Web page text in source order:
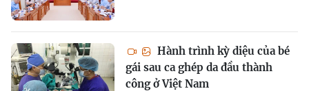
Hành trình kỳ diệu của bé
gái sau ca ghép da đầu thành
công ở Việt Nam